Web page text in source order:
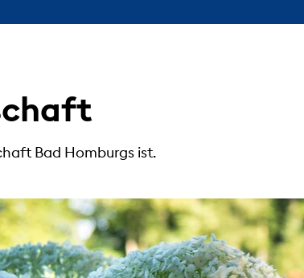
Bad Homburgs ist.